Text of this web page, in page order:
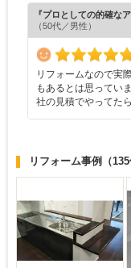
『プロとしての的確な
（50代／男性）
リフォームなので実
もあるとは思ってい
社の見積でやってた
リフォーム事例 （135